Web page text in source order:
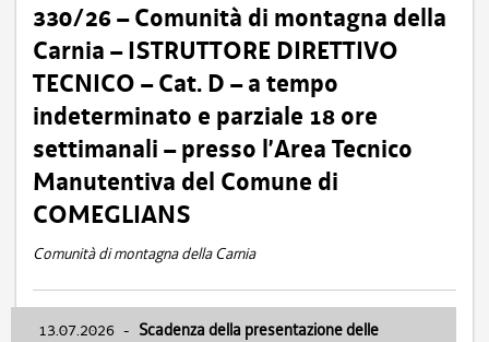
330/26 – Comunità di montagna della
Carnia – ISTRUTTORE DIRETTIVO
TECNICO – Cat. D – a tempo
indeterminato e parziale 18 ore
settimanali – presso l’Area Tecnico
Manutentiva del Comune di
COMEGLIANS
Comunità di montagna della Carnia
13.07.2026 - Scadenza della presentazione delle